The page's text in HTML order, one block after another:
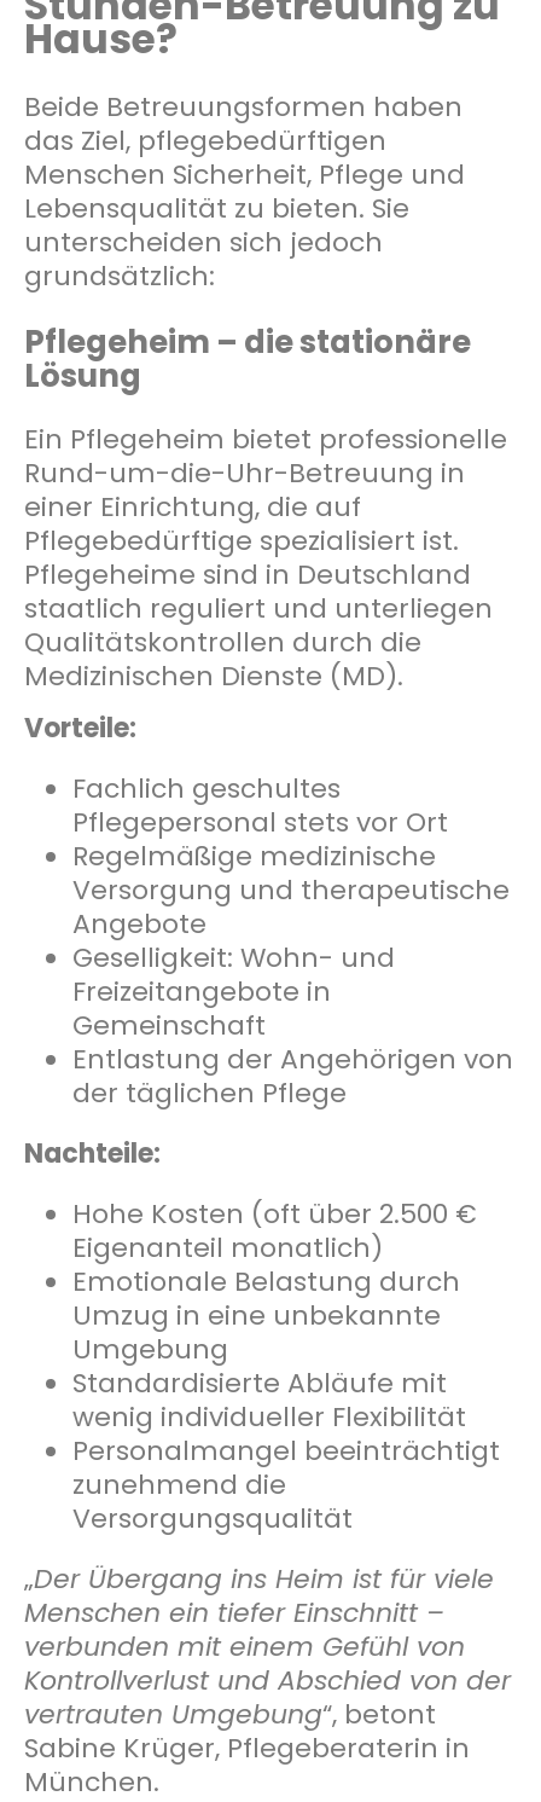
Hause?
Beide Betreuungsformen haben
das Ziel, pflegebedürftigen
Menschen Sicherheit, Pflege und
Lebensqualität zu bieten. Sie
unterscheiden sich jedoch
grundsätzlich:
Pflegeheim – die stationäre
Lösung
Ein Pflegeheim bietet professionelle
Rund-um-die-Uhr-Betreuung in
einer Einrichtung, die auf
Pflegebedürftige spezialisiert ist.
Pflegeheime sind in Deutschland
staatlich reguliert und unterliegen
Qualitätskontrollen durch die
Medizinischen Dienste (MD).
Vorteile:
Fachlich geschultes
Pflegepersonal stets vor Ort
Regelmäßige medizinische
Versorgung und therapeutische
Angebote
Geselligkeit: Wohn- und
Freizeitangebote in
Gemeinschaft
Entlastung der Angehörigen von
der täglichen Pflege
Nachteile:
Hohe Kosten (oft über 2.500 €
Eigenanteil monatlich)
Emotionale Belastung durch
Umzug in eine unbekannte
Umgebung
Standardisierte Abläufe mit
wenig individueller Flexibilität
Personalmangel beeinträchtigt
zunehmend die
Versorgungsqualität
„Der Übergang ins Heim ist für viele
Menschen ein tiefer Einschnitt –
verbunden mit einem Gefühl von
Kontrollverlust und Abschied von der
vertrauten Umgebung“, betont
Sabine Krüger, Pflegeberaterin in
München.